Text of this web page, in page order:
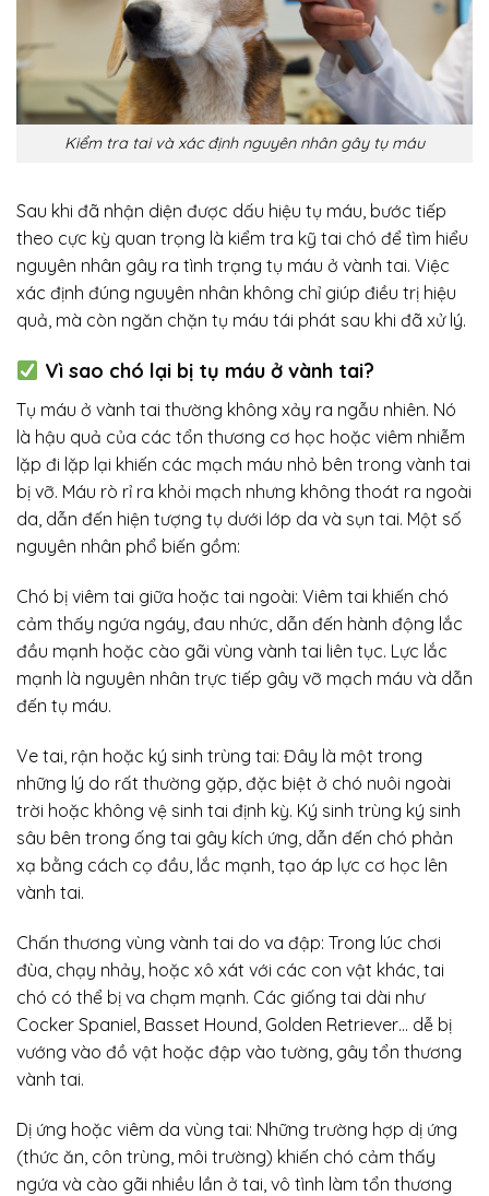
Kiểm tra tai và xác định nguyên nhân gây tụ máu
Sau khi đã nhận diện được dấu hiệu tụ máu, bước tiếp
theo cực kỳ quan trọng là kiểm tra kỹ tai chó để tìm hiểu
nguyên nhân gây ra tình trạng tụ máu ở vành tai. Việc
xác định đúng nguyên nhân không chỉ giúp điều trị hiệu
quả, mà còn ngăn chặn tụ máu tái phát sau khi đã xử lý.
Vì sao chó lại bị tụ máu ở vành tai?
Tụ máu ở vành tai thường không xảy ra ngẫu nhiên. Nó
là hậu quả của các tổn thương cơ học hoặc viêm nhiễm
lặp đi lặp lại khiến các mạch máu nhỏ bên trong vành tai
bị vỡ. Máu rò rỉ ra khỏi mạch nhưng không thoát ra ngoài
da, dẫn đến hiện tượng tụ dưới lớp da và sụn tai. Một số
nguyên nhân phổ biến gồm:
Chó bị viêm tai giữa hoặc tai ngoài: Viêm tai khiến chó
cảm thấy ngứa ngáy, đau nhức, dẫn đến hành động lắc
đầu mạnh hoặc cào gãi vùng vành tai liên tục. Lực lắc
mạnh là nguyên nhân trực tiếp gây vỡ mạch máu và dẫn
đến tụ máu.
Ve tai, rận hoặc ký sinh trùng tai: Đây là một trong
những lý do rất thường gặp, đặc biệt ở chó nuôi ngoài
trời hoặc không vệ sinh tai định kỳ. Ký sinh trùng ký sinh
sâu bên trong ống tai gây kích ứng, dẫn đến chó phản
xạ bằng cách cọ đầu, lắc mạnh, tạo áp lực cơ học lên
vành tai.
Chấn thương vùng vành tai do va đập: Trong lúc chơi
đùa, chạy nhảy, hoặc xô xát với các con vật khác, tai
chó có thể bị va chạm mạnh. Các giống tai dài như
Cocker Spaniel, Basset Hound, Golden Retriever… dễ bị
vướng vào đồ vật hoặc đập vào tường, gây tổn thương
vành tai.
Dị ứng hoặc viêm da vùng tai: Những trường hợp dị ứng
(thức ăn, côn trùng, môi trường) khiến chó cảm thấy
ngứa và cào gãi nhiều lần ở tai, vô tình làm tổn thương